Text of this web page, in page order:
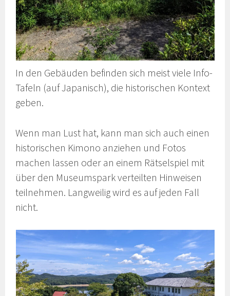
In den Gebäuden befinden sich meist viele Info-
Tafeln (auf Japanisch), die historischen Kontext
geben.
Wenn man Lust hat, kann man sich auch einen
historischen Kimono anziehen und Fotos
machen lassen oder an einem Rätselspiel mit
über den Museumspark verteilten Hinweisen
teilnehmen. Langweilig wird es auf jeden Fall
nicht.